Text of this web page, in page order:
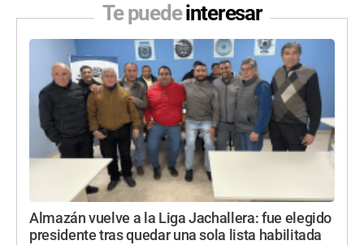
Te puedeinteresar
Almazán vuelve a la Liga Jachallera: fue elegido
presidente tras quedar una sola lista habilitada